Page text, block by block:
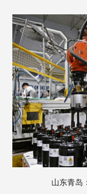
山东青岛